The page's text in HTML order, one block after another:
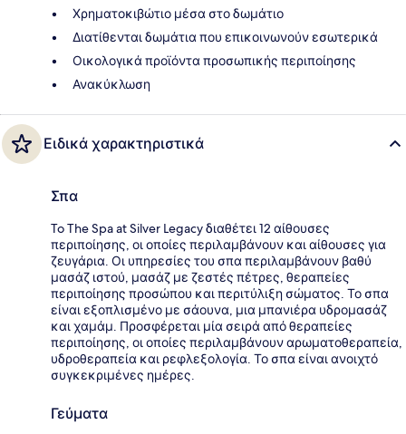
Χρηματοκιβώτιο μέσα στο δωμάτιο
Διατίθενται δωμάτια που επικοινωνούν εσωτερικά
Οικολογικά προϊόντα προσωπικής περιποίησης
Ανακύκλωση
Ειδικά χαρακτηριστικά
Σπα
To The Spa at Silver Legacy διαθέτει 12 αίθουσες
περιποίησης, οι οποίες περιλαμβάνουν και αίθουσες για
ζευγάρια. Οι υπηρεσίες του σπα περιλαμβάνουν βαθύ
μασάζ ιστού, μασάζ με ζεστές πέτρες, θεραπείες
περιποίησης προσώπου και περιτύλιξη σώματος. Το σπα
είναι εξοπλισμένο με σάουνα, μια μπανιέρα υδρομασάζ
και χαμάμ. Προσφέρεται μία σειρά από θεραπείες
περιποίησης, οι οποίες περιλαμβάνουν αρωματοθεραπεία,
υδροθεραπεία και ρεφλεξολογία. Το σπα είναι ανοιχτό
συγκεκριμένες ημέρες.
Γεύματα